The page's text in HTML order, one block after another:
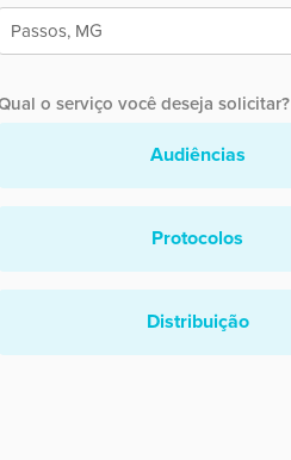
o serviço você deseja solicitar?
Audiências
Protocolos
Distribuição